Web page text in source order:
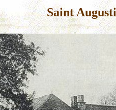
Saint